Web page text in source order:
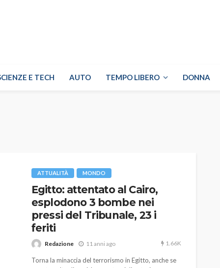
E TECH AUTO TEMPO LIBERO DONNA
ATTUALITÀ MONDO
Egitto: attentato al Cairo,
esplodono 3 bombe nei
pressi del Tribunale, 23 i
feriti
Redazione 11 anni ago 1.66K
Torna la minaccia del terrorismo in Egitto, anche se